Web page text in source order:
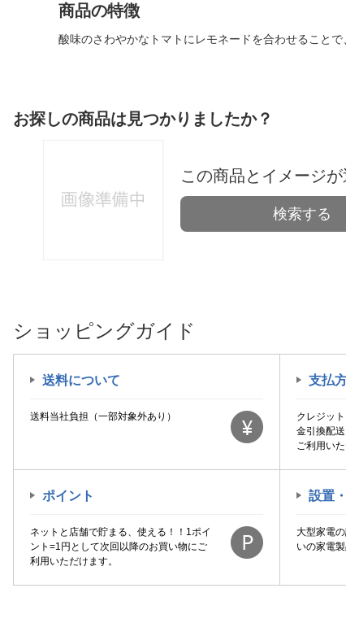
商品の特徴
酸味のさわやかなトマトにレモネードを合わせること
お探しの商品は見つかりましたか？
この商品とイメージ
検索する
ショッピングガイド
送料について
送料当社負担（一部対象外あり）
支払
クレジッ
金引換配
ご利用いた
ポイント
ネットと店舗で貯まる、使える！！1ポイ
ント=1円として次回以降のお買い物にご
利用いただけます。
設置
大型家電
いの家電